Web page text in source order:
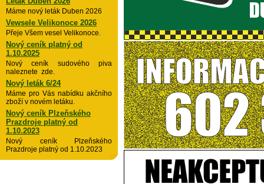
Máme nový leták Duben 2026
Vewsele Velikonoce 2026
Přeje Všem vesel Velikonoce.
Nový ceník platný od
1.10.2025
Nový ceník sudového piva
naleznete zde.
Nový leták 6/24
Máme pro Vás nabídku akčního
zboží v novém letáku.
Nový ceník Plzeňského
Prazdroje platný od
1.10.2023
Nový ceník Plzeňského
Prazdroje platný od 1.10.2023